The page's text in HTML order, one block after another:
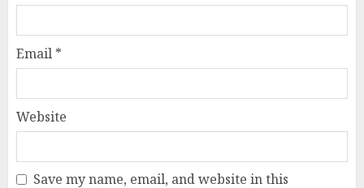
Email *
Website
Save my name, email, and website in this